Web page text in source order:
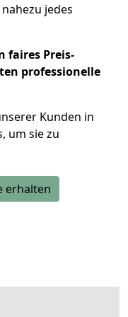
jedes
faires Preis-
professionelle
Kunden in
um sie zu
erhalten